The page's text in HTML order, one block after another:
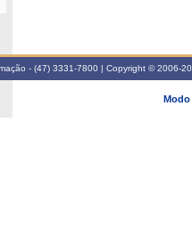
- (47) 3331-7800 | Copyright © 2006-
Modo